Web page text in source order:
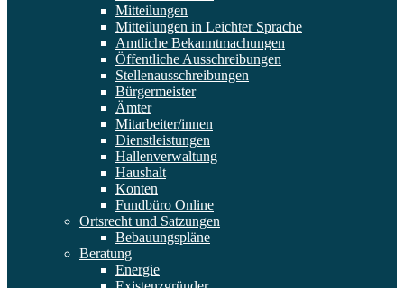
Mitteilungen
Mitteilungen in Leichter Sprache
Amtliche Bekanntmachungen
Öffentliche Ausschreibungen
Stellenausschreibungen
Bürgermeister
Ämter
Mitarbeiter/innen
Dienstleistungen
Hallenverwaltung
Haushalt
Konten
Fundbüro Online
Ortsrecht und Satzungen
Bebauungspläne
Beratung
Energie